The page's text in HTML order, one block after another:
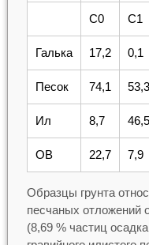
C0 C1
Галька 17,2 0,1
Песок 74,1 53,3
Ил 8,7 46,5
ОВ 22,7 7,9
Образцы грунта
песчаных отложений
(8,69 % частиц